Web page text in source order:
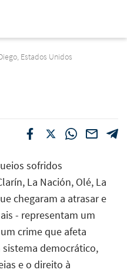
Estados Unidos
sofridos
La Nación, Olé, La
chegaram a atrasar e
- representam um
crime que afeta
democrático,
e o direito à